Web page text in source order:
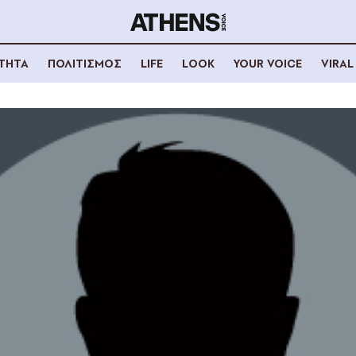
ΠΟΛΙΤΙΣΜΟΣ LIFE LOOK YOUR VOICE VIRAL